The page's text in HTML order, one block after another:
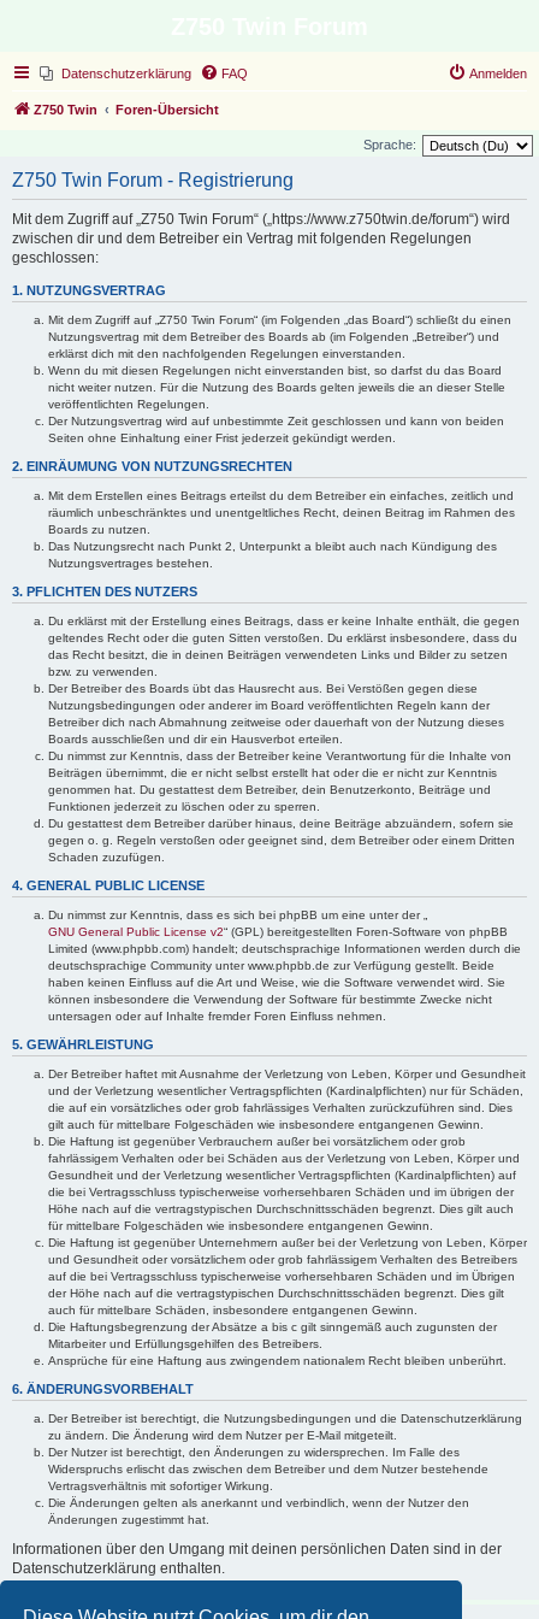
Datenschutzerklärung FAQ Anmelden
Z750 Twin Foren-Übersicht
Sprache:
Z750 Twin Forum - Registrierung
Mit dem Zugriff auf „Z750 Twin Forum“ („https://www.z750twin.de/forum“) wird
zwischen dir und dem Betreiber ein Vertrag mit folgenden Regelungen
geschlossen:
1. NUTZUNGSVERTRAG
Mit dem Zugriff auf „Z750 Twin Forum“ (im Folgenden „das Board“) schließt du einen
Nutzungsvertrag mit dem Betreiber des Boards ab (im Folgenden „Betreiber“) und
erklärst dich mit den nachfolgenden Regelungen einverstanden.
Wenn du mit diesen Regelungen nicht einverstanden bist, so darfst du das Board
nicht weiter nutzen. Für die Nutzung des Boards gelten jeweils die an dieser Stelle
veröffentlichten Regelungen.
Der Nutzungsvertrag wird auf unbestimmte Zeit geschlossen und kann von beiden
Seiten ohne Einhaltung einer Frist jederzeit gekündigt werden.
2. EINRÄUMUNG VON NUTZUNGSRECHTEN
Mit dem Erstellen eines Beitrags erteilst du dem Betreiber ein einfaches, zeitlich und
räumlich unbeschränktes und unentgeltliches Recht, deinen Beitrag im Rahmen des
Boards zu nutzen.
Das Nutzungsrecht nach Punkt 2, Unterpunkt a bleibt auch nach Kündigung des
Nutzungsvertrages bestehen.
3. PFLICHTEN DES NUTZERS
Du erklärst mit der Erstellung eines Beitrags, dass er keine Inhalte enthält, die gegen
geltendes Recht oder die guten Sitten verstoßen. Du erklärst insbesondere, dass du
das Recht besitzt, die in deinen Beiträgen verwendeten Links und Bilder zu setzen
bzw. zu verwenden.
Der Betreiber des Boards übt das Hausrecht aus. Bei Verstößen gegen diese
Nutzungsbedingungen oder anderer im Board veröffentlichten Regeln kann der
Betreiber dich nach Abmahnung zeitweise oder dauerhaft von der Nutzung dieses
Boards ausschließen und dir ein Hausverbot erteilen.
Du nimmst zur Kenntnis, dass der Betreiber keine Verantwortung für die Inhalte von
Beiträgen übernimmt, die er nicht selbst erstellt hat oder die er nicht zur Kenntnis
genommen hat. Du gestattest dem Betreiber, dein Benutzerkonto, Beiträge und
Funktionen jederzeit zu löschen oder zu sperren.
Du gestattest dem Betreiber darüber hinaus, deine Beiträge abzuändern, sofern sie
gegen o. g. Regeln verstoßen oder geeignet sind, dem Betreiber oder einem Dritten
Schaden zuzufügen.
4. GENERAL PUBLIC LICENSE
Du nimmst zur Kenntnis, dass es sich bei phpBB um eine unter der „
GNU General Public License v2“ (GPL) bereitgestellten Foren-Software von phpBB
Limited (www.phpbb.com) handelt; deutschsprachige Informationen werden durch die
deutschsprachige Community unter www.phpbb.de zur Verfügung gestellt. Beide
haben keinen Einfluss auf die Art und Weise, wie die Software verwendet wird. Sie
können insbesondere die Verwendung der Software für bestimmte Zwecke nicht
untersagen oder auf Inhalte fremder Foren Einfluss nehmen.
5. GEWÄHRLEISTUNG
Der Betreiber haftet mit Ausnahme der Verletzung von Leben, Körper und Gesundheit
und der Verletzung wesentlicher Vertragspflichten (Kardinalpflichten) nur für Schäden,
die auf ein vorsätzliches oder grob fahrlässiges Verhalten zurückzuführen sind. Dies
gilt auch für mittelbare Folgeschäden wie insbesondere entgangenen Gewinn.
Die Haftung ist gegenüber Verbrauchern außer bei vorsätzlichem oder grob
fahrlässigem Verhalten oder bei Schäden aus der Verletzung von Leben, Körper und
Gesundheit und der Verletzung wesentlicher Vertragspflichten (Kardinalpflichten) auf
die bei Vertragsschluss typischerweise vorhersehbaren Schäden und im übrigen der
Höhe nach auf die vertragstypischen Durchschnittsschäden begrenzt. Dies gilt auch
für mittelbare Folgeschäden wie insbesondere entgangenen Gewinn.
Die Haftung ist gegenüber Unternehmern außer bei der Verletzung von Leben, Körper
und Gesundheit oder vorsätzlichem oder grob fahrlässigem Verhalten des Betreibers
auf die bei Vertragsschluss typischerweise vorhersehbaren Schäden und im Übrigen
der Höhe nach auf die vertragstypischen Durchschnittsschäden begrenzt. Dies gilt
auch für mittelbare Schäden, insbesondere entgangenen Gewinn.
Die Haftungsbegrenzung der Absätze a bis c gilt sinngemäß auch zugunsten der
Mitarbeiter und Erfüllungsgehilfen des Betreibers.
Ansprüche für eine Haftung aus zwingendem nationalem Recht bleiben unberührt.
6. ÄNDERUNGSVORBEHALT
Der Betreiber ist berechtigt, die Nutzungsbedingungen und die Datenschutzerklärung
zu ändern. Die Änderung wird dem Nutzer per E-Mail mitgeteilt.
Der Nutzer ist berechtigt, den Änderungen zu widersprechen. Im Falle des
Widerspruchs erlischt das zwischen dem Betreiber und dem Nutzer bestehende
Vertragsverhältnis mit sofortiger Wirkung.
Die Änderungen gelten als anerkannt und verbindlich, wenn der Nutzer den
Änderungen zugestimmt hat.
Informationen über den Umgang mit deinen persönlichen Daten sind in der
Datenschutzerklärung enthalten.